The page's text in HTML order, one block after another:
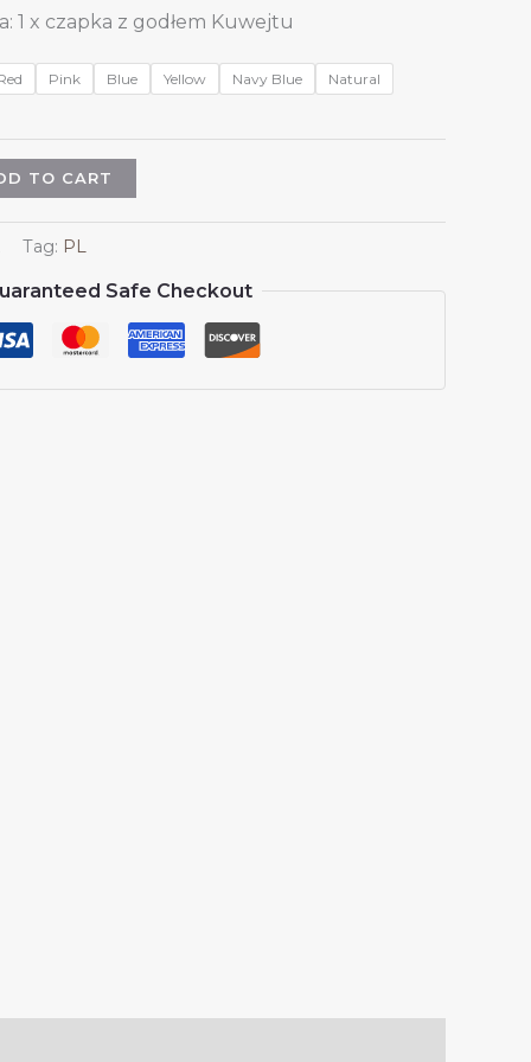
1 x czapka z godłem Kuwejtu
Pink Blue Yellow Navy Blue Natural
TO CART
Tag: PL
Safe Checkout